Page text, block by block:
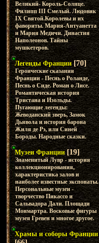
Великий- Король-Солнце.
Филипп III Смелый. Людовик
IX Святой.Королевы и их
фавориты. Мария-Антуанетта
и Мария Медичи. Династия
Наполеонов. Тайны
мушкетеров.
Легенды Франции [70]
Героические сказания
Франции - Песнь о Роланде,
Песнь о Сиде. Роман о Лисе.
Романтическая история
Тристана и Изольды.
Пугающие легенды:
Жеводанский зверь, Замок
Дьявола и история барона
Жиля де Рэ, или Синей
Бороды. Народные сказки.
Музеи Франции [19]
Знаменитый Лувр - история
коллекционирования,
характеристика залов и
наиболее известные экспонаты.
Персональные музеи -
творчество Пикассо и
Сальвадора Дали. Площади
Монмартра. Восковые фигуры
музея Гревен и многое другое.
Храмы и соборы Франции